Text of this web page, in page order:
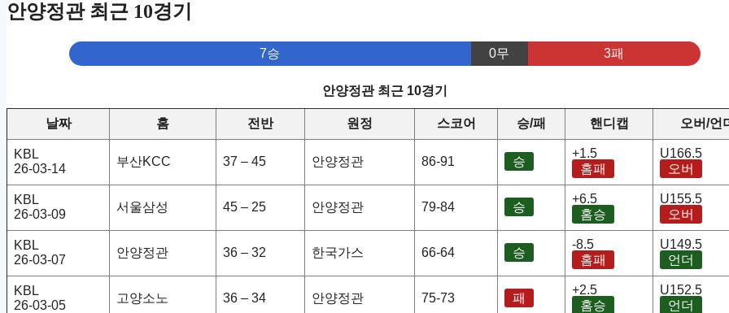
안양정관 최근 10경기
7승 0무 3패
안양정관 최근 10경기
날짜 홈 전반 원정 스코어 승/패 핸디캡 오버/언
KBL
26-03-14
부산KCC 37 – 45 안양정관 86-91 승
+1.5
홈패
U166.5
오버
KBL
26-03-09
서울삼성 45 – 25 안양정관 79-84 승
+6.5
홈승
U155.5
오버
KBL
26-03-07
안양정관 36 – 32 한국가스 66-64 승
-8.5
홈패
U149.5
언더
KBL
26-03-05
고양소노 36 – 34 안양정관 75-73 패
+2.5
홈승
U152.5
언더